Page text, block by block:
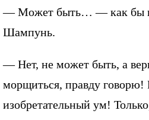
— Может быть… — как бы
Шампунь.
— Нет, не может быть, а
морщиться, правду
изобретательный ум!